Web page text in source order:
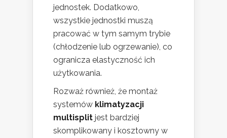
jednostek. Dodatkowo,
wszystkie jednostki muszą
pracować w tym samym trybie
(chłodzenie lub ogrzewanie), co
ogranicza elastyczność ich
użytkowania.
Rozważ również, że montaż
systemów klimatyzacji
multisplit jest bardziej
skomplikowany i kosztowny w